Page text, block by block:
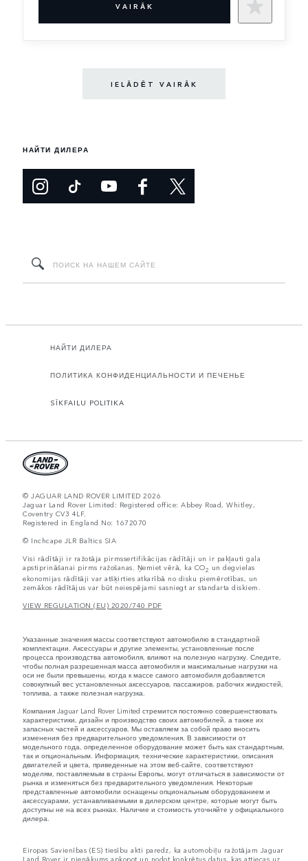
VAIRĀK
IELĀDĒT VAIRĀK
НАЙТИ ДИЛЕРА
НАЙТИ ДИЛЕРА
ПОЛИТИКА КОНФИДЕНЦИАЛЬНОСТИ И ПЕЧЕНЬЕ
SĪKFAILU POLITIKA
© JAGUAR LAND ROVER LIMITED 2026
Jaguar Land Rover Limited: Registered office: Abbey Road, Whitley,
Coventry CV3 4LF.
Registered in England No: 1672070
© Inchcape JLR Baltics SIA
Visi rādītāji ir ražotāja pirmssertifikācijas rādītāji un ir pakļauti gala
apstiprināšanai pirms ražošanas. Ņemiet vērā, ka CO2 un degvielas
ekonomijas rādītāji var atšķirties atkarībā no disku piemērotības, un
zemākos rādītājus var būt neiespējami sasniegt ar standarta diskiem.
VIEW REGULATION (EU) 2020/740 PDF
Указанные значения массы соответствуют автомобилю в стандартной
комплектации. Аксессуары и другие элементы, установленные после
процесса производства автомобиля, влияют на полезную нагрузку. Следите,
чтобы полная разрешенная масса автомобиля и максимальные нагрузки на
оси не были превышены, когда к массе самого автомобиля добавляется
совокупный вес установленных аксессуаров, пассажиров, рабочих жидкостей,
топлива, а также полезная нагрузка.
Компания Jaguar Land Rover Limited стремится постоянно совершенствовать
характеристики, дизайн и производство своих автомобилей, а также их
запасных частей и аксессуаров. Мы оставляем за собой право вносить
изменения без предварительного уведомления. В зависимости от
модельного года, определенное оборудование может быть как стандартным,
так и опциональным. Информация, технические характеристики, описания
двигателей и цвета, приведенные на этом веб-сайте, соответствуют
моделям, поставляемым в страны Европы, могут отличаться в зависимости от
рынка и изменяться без предварительного уведомления. Некоторые
представленные автомобили оснащены опциональным оборудованием и
аксессуарами, устанавливаемыми в дилерском центре, которые могут быть
доступны не на всех рынках. Наличие и стоимость уточняйте у официального
дилера.
Eiropas Savienības (ES) tiesību akti paredz, ka automobiļu ražotājam Jaguar